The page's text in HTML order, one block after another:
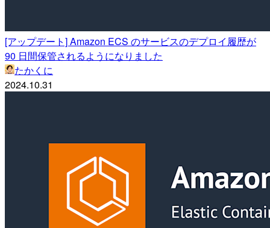
[アップデート] Amazon ECS のサービスのデプロイ履歴が
90 日間保管されるようになりました
たかくに
2024.10.31